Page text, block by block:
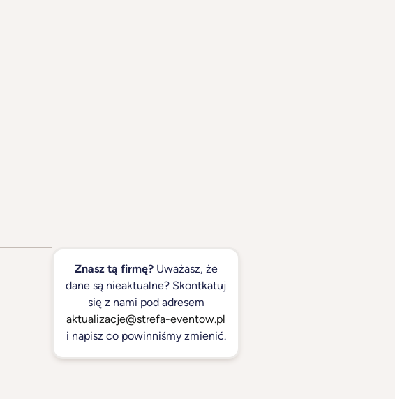
Znasz tą firmę?Uważasz, że
dane są nieaktualne? Skontkatuj
się z nami pod adresem
aktualizacje@strefa-eventow.pl
i napisz co powinniśmy zmienić.